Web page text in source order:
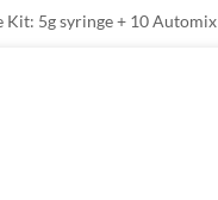
Kit: 5g syringe + 10